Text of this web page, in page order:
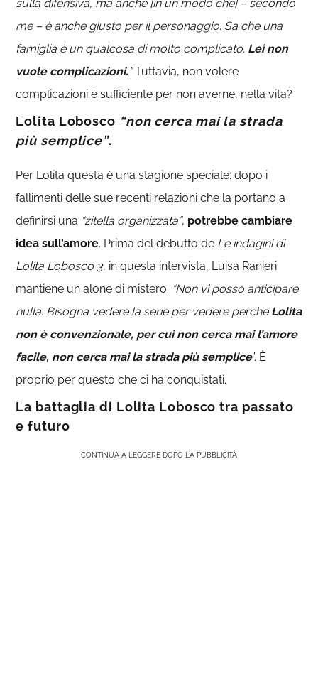
sulla difensiva, ma anche [in un modo che] – secondo
me – è anche giusto per il personaggio. Sa che una
famiglia è un qualcosa di molto complicato. Lei non
vuole complicazioni. ”Tuttavia, non volere
complicazioni è sufficiente per non averne, nella vita?
Lolita Lobosco “non cerca mai la strada
più semplice”.
Per Lolita questa è una stagione speciale: dopo i
fallimenti delle sue recenti relazioni che la portano a
definirsi una “zitella organizzata”, potrebbe cambiare
idea sull’amore. Prima del debutto de Le indagini di
Lolita Lobosco 3, in questa intervista, Luisa Ranieri
mantiene un alone di mistero. “Non vi posso anticipare
nulla. Bisogna vedere la serie per vedere perché Lolita
non è convenzionale, per cui non cerca mai l’amore
facile, non cerca mai la strada più semplice”. È
proprio per questo che ci ha conquistati.
La battaglia di Lolita Lobosco tra passato
e futuro
CONTINUA A LEGGERE DOPO LA PUBBLICITÀ